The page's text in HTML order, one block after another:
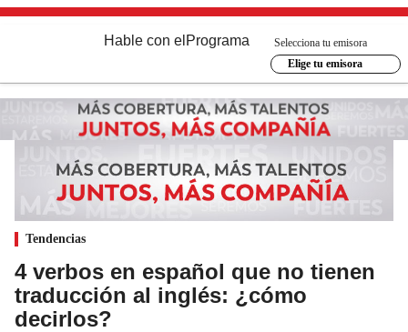
Hable con el Programa
Selecciona tu emisora
Elige tu emisora
Tendencias
4 verbos en español que no tienen
traducción al inglés: ¿cómo
decirlos?